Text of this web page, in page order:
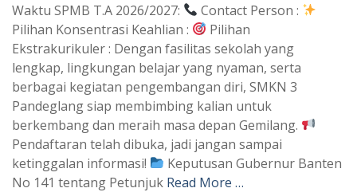
Waktu SPMB T.A 2026/2027:
Contact Person :
Pilihan Konsentrasi Keahlian :
Pilihan
Ekstrakurikuler : Dengan fasilitas sekolah yang
lengkap, lingkungan belajar yang nyaman, serta
berbagai kegiatan pengembangan diri, SMKN 3
Pandeglang siap membimbing kalian untuk
berkembang dan meraih masa depan Gemilang.
Pendaftaran telah dibuka, jadi jangan sampai
ketinggalan informasi!
Keputusan Gubernur Banten
No 141 tentang Petunjuk Read More …